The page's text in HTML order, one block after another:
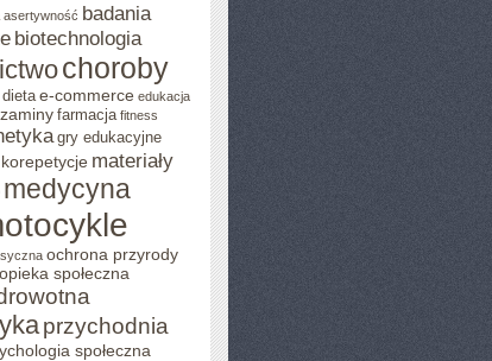
asertywność badania
biotechnologia
choroby
dieta e-commerce edukacja
farmacja fitness
gry edukacyjne
korepetycje materiały
medycyna
ochrona przyrody
opieka społeczna
przychodnia
społeczna